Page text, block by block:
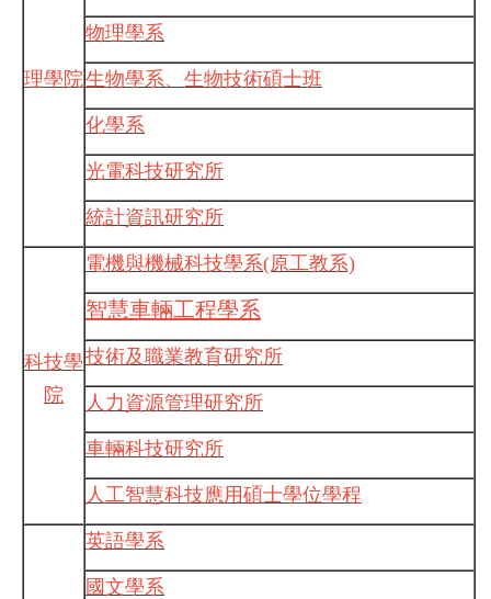
理學院
物理學系
生物學系、生物技術碩士班
化學系
光電科技研究所
統計資訊研究所
科技學
院
電機與機械科技學系(原工教系)
智慧車輛工程學系
技術及職業教育研究所
人力資源管理研究所
車輛科技研究所
人工智慧科技應用碩士學位學程
英語學系
國文學系